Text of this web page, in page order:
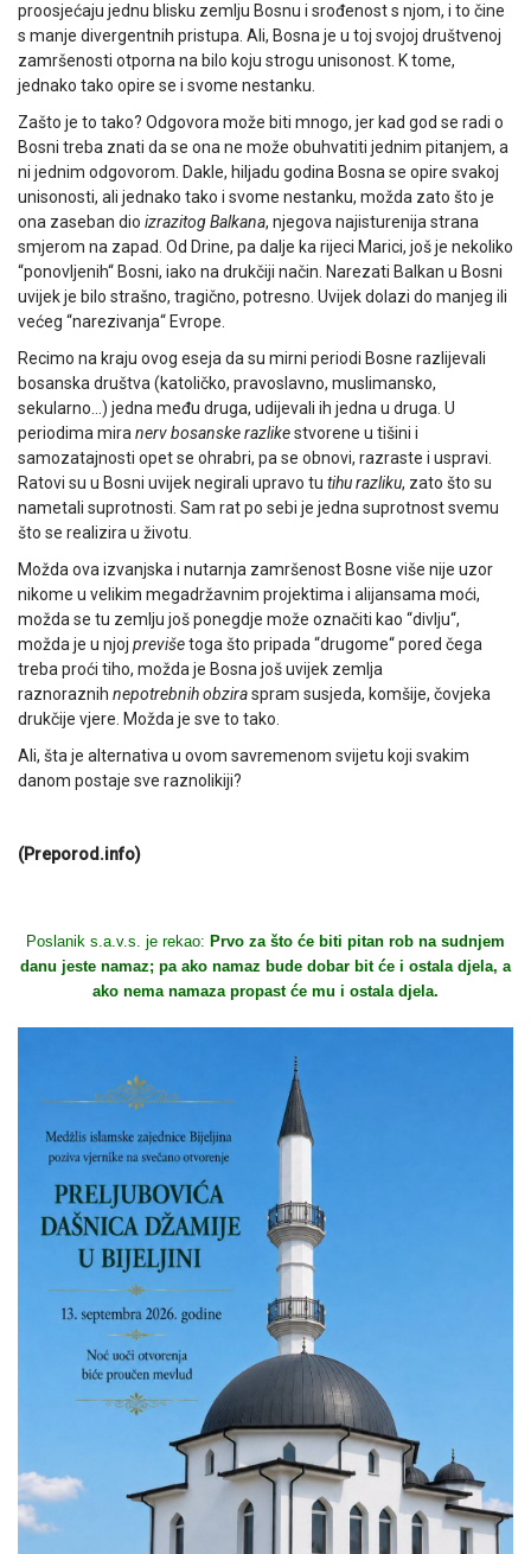
proosjećaju jednu blisku zemlju Bosnu i srođenost s njom, i to čine
s manje divergentnih pristupa. Ali, Bosna je u toj svojoj društvenoj
zamršenosti otporna na bilo koju strogu unisonost. K tome,
jednako tako opire se i svome nestanku.
Zašto je to tako? Odgovora može biti mnogo, jer kad god se radi o
Bosni treba znati da se ona ne može obuhvatiti jednim pitanjem, a
ni jednim odgovorom. Dakle, hiljadu godina Bosna se opire svakoj
unisonosti, ali jednako tako i svome nestanku, možda zato što je
ona zaseban dio izrazitog Balkana, njegova najisturenija strana
smjerom na zapad. Od Drine, pa dalje ka rijeci Marici, još je nekoliko
“ponovljenih“ Bosni, iako na drukčiji način. Narezati Balkan u Bosni
uvijek je bilo strašno, tragično, potresno. Uvijek dolazi do manjeg ili
većeg “narezivanja“ Evrope.
Recimo na kraju ovog eseja da su mirni periodi Bosne razlijevali
bosanska društva (katoličko, pravoslavno, muslimansko,
sekularno…) jedna među druga, udijevali ih jedna u druga. U
periodima miranerv bosanske razlikestvorene u tišini i
samozatajnosti opet se ohrabri, pa se obnovi, razraste i uspravi.
Ratovi su u Bosni uvijek negirali upravo tu tihu razliku, zato što su
nametali suprotnosti. Sam rat po sebi je jedna suprotnost svemu
što se realizira u životu.
Možda ova izvanjska i nutarnja zamršenost Bosne više nije uzor
nikome u velikim megadržavnim projektima i alijansama moći,
možda se tu zemlju još ponegdje može označiti kao “divlju“,
možda je u njoj previšetoga što pripada “drugome“ pored čega
treba proći tiho, možda je Bosna još uvijek zemlja
raznoraznih nepotrebnih obziraspram susjeda, komšije, čovjeka
drukčije vjere. Možda je sve to tako.
Ali, šta je alternativa u ovom savremenom svijetu koji svakim
danom postaje sve raznolikiji?
(Preporod.info)
Poslanik s.a.v.s. je rekao: Prvo za što će biti pitan rob na sudnjem
danu jeste namaz; pa ako namaz bude dobar bit će i ostala djela, a
ako nema namaza propast će mu i ostala djela.